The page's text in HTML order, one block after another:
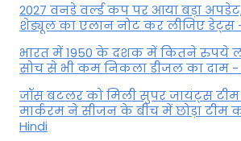
2027 वनडे वर्ल्ड कप पर आया बड़ा
शेड्यूल का एलान नोट कर लीजिए डेट्स -
भारत में 1950 के दशक में कितने रुपये
सोच से भी कम निकला डीजल का दाम -
जॉस बटलर को मिली सुपर जायंट्स
मार्करम ने सीजन के बीच में छोड़ा टीम
Hindi